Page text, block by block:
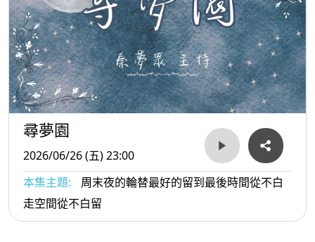
尋夢園
2026/06/26 (五) 23:00
本集主題:
周末夜的輪替最好的留到最後時間從不白
走空間從不白留